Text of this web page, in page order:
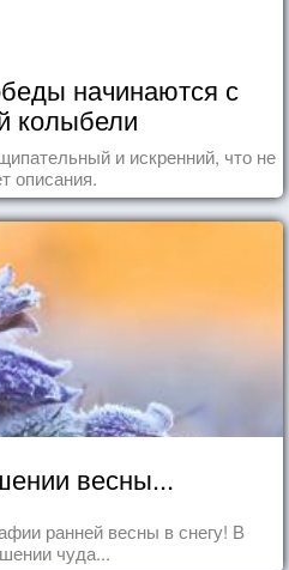
начинаются с
колыбели
и искренний, что не
описания.
весны...
ранней весны в снегу! В
чуда...